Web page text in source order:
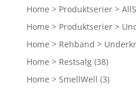
Home > Produktserier >
Home > Produktserier >
Home > Rehband >
Home > Restsalg (38)
Home > SmellWell (3)